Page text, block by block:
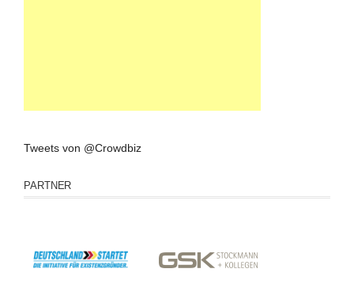
Tweets von @Crowdbiz
PARTNER